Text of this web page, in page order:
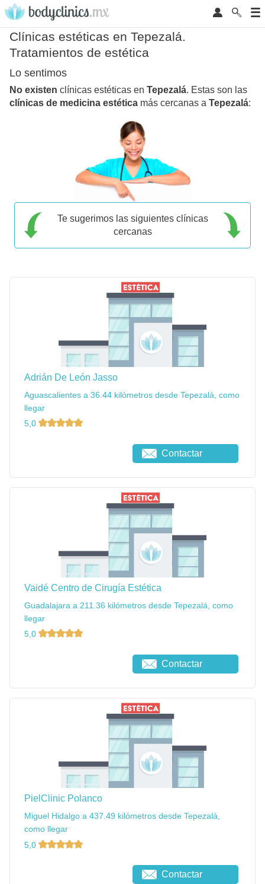
Clínicas estéticas en Tepezalá.
Tratamientos de estética
Lo sentimos
No existen clínicas estéticas en Tepezalá. Estas son las
clínicas de medicina estética más cercanas a Tepezalá:
Te sugerimos las siguientes clínicas
cercanas
Adrián De León Jasso
Aguascalientes a 36.44 kilómetros desde Tepezalá, como
llegar
5,0
Contactar
Vaidé Centro de Cirugía Estética
Guadalajara a 211.36 kilómetros desde Tepezalá, como
llegar
5,0
Contactar
PielClinic Polanco
Miguel Hidalgo a 437.49 kilómetros desde Tepezalá,
como llegar
5,0
Contactar